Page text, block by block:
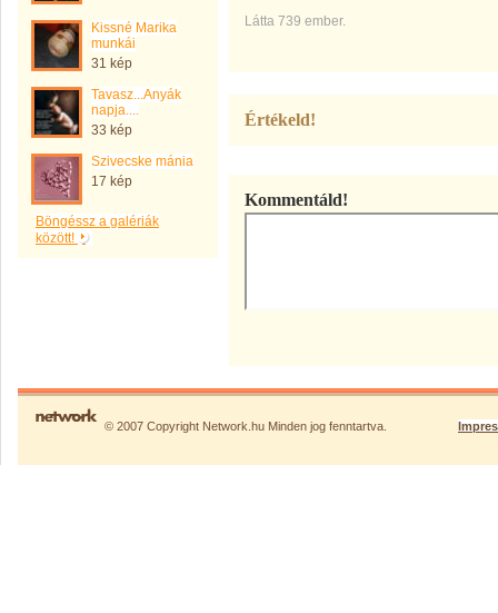
Kissné Marika
munkái
31 kép
Tavasz...Anyák
napja....
33 kép
Szivecske mánia
17 kép
Böngéssz a galériák
között!
Látta 739 ember.
Értékeld!
Kommentáld!
© 2007 Copyright Network.hu Minden jog fenntartva.